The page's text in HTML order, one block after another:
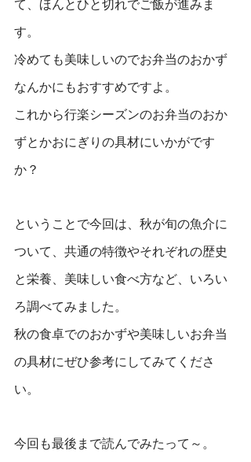
て、ほんとひと切れでご飯が進みま
す。
冷めても美味しいのでお弁当のおかず
なんかにもおすすめですよ。
これから行楽シーズンのお弁当のおか
ずとかおにぎりの具材にいかがです
か？
ということで今回は、 秋が旬の魚介に
ついて 、共通の特徴やそれぞれの歴史
と栄養、美味しい食べ方など、いろい
ろ調べてみました。
秋の食卓でのおかずや美味しいお弁当
の具材にぜひ参考にしてみてくださ
い。
今回も最後まで読んでみたって～。